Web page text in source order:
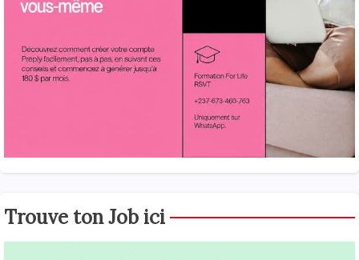
Trouve ton Job ici